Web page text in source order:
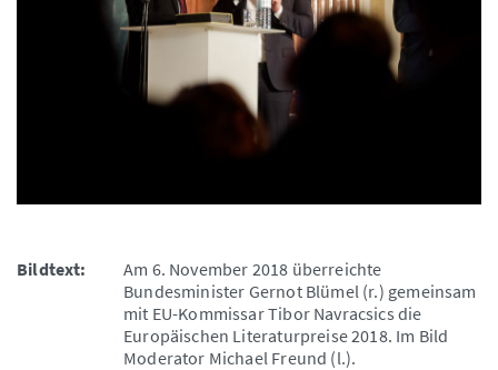
Bildtext:
Am 6. November 2018 überreichte
Bundesminister Gernot Blümel (r.) gemeinsam
mit EU-Kommissar Tibor Navracsics die
Europäischen Literaturpreise 2018. Im Bild
Moderator Michael Freund (l.).